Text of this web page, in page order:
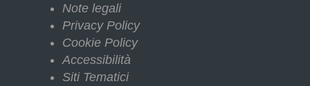
Note legali
Privacy Policy
Cookie Policy
Accessibilità
Siti Tematici